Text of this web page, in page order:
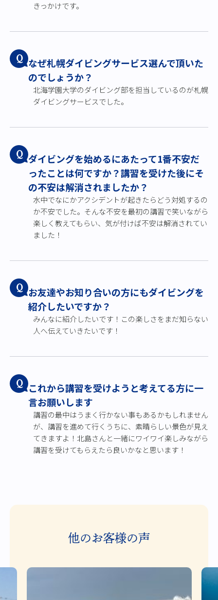
きっかけです。
Q
なぜ札幌ダイビングサービス選んで頂いた
のでしょうか？
北海学園大学のダイビング部を担当しているのが札幌
ダイビングサービスでした。
Q
ダイビングを始めるにあたって1番不安だ
ったことは何ですか？講習を受けた後にそ
の不安は解消されましたか？
水中でなにかアクシデントが起きたらどう対処するの
か不安でした。そんな不安を最初の講習で笑いながら
楽しく教えてもらい、気が付けば不安は解消されてい
ました！
Q
お友達やお知り合いの方にもダイビングを
紹介したいですか？
みんなに紹介したいです！この楽しさをまだ知らない
人へ伝えていきたいです！
Q
これから講習を受けようと考えてる方に一
言お願いします
講習の最中はうまく行かない事もあるかもしれません
が、講習を進めて行くうちに、素晴らしい景色が見え
てきますよ！北島さんと一緒にワイワイ楽しみながら
講習を受けてもらえたら良いかなと思います！
他のお客様の声